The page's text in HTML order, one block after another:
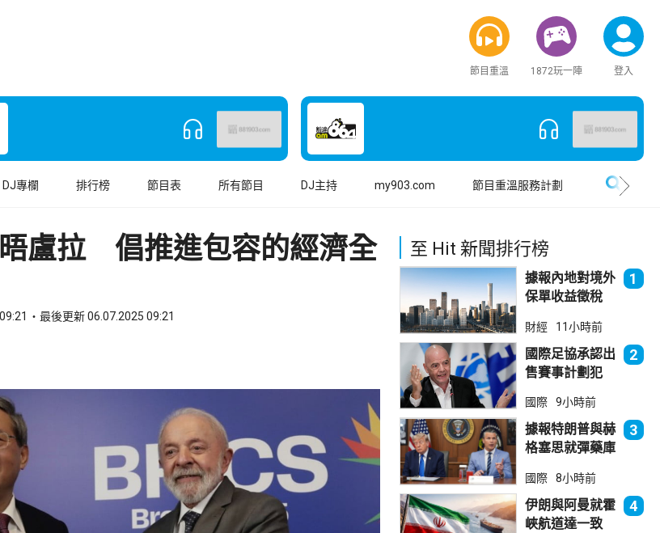
節目重溫 1872玩一陣 登入
DJ專欄 排行榜 節目表 所有節目 DJ主持 my903.com 節目重溫服務計劃
盧拉 倡推進包容的經濟全
最後更新 06.07.2025 09:21
至 Hit 新聞排行榜
據報內地對境外
保單收益徵稅
倫敦股價急跌
1
財經 11小時前
國際足協承認出
售賽事計劃犯
持恩芬天奴
2
國際 9小時前
據報特朗普與赫
格塞思就彈藥庫
3
國際 8小時前
伊朗與阿曼就霍
峽航道達一致
4